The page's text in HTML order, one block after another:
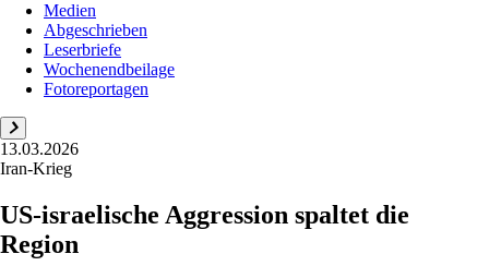
Medien
Abgeschrieben
Leserbriefe
Wochenendbeilage
Fotoreportagen
13.03.2026
Iran-Krieg
US-israelische Aggression spaltet die
Region